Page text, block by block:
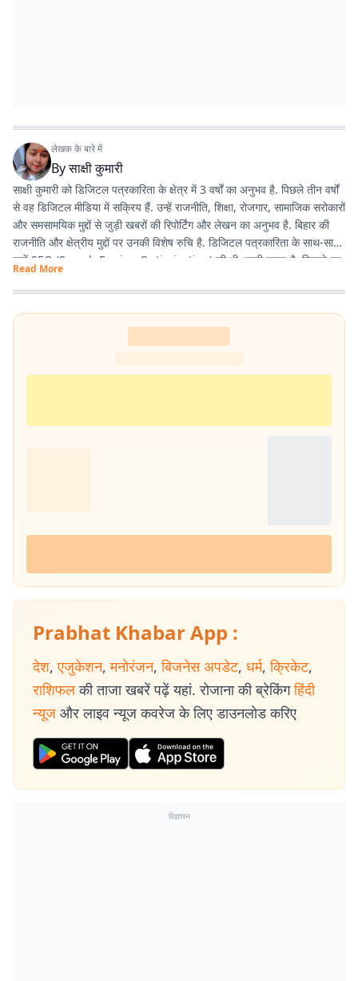
लेखक के बारे में
Byसाक्षी कुमारी
साक्षी कुमारी को डिजिटल पत्रकारिता के क्षेत्र में 3 वर्षों का अनुभव है. पिछले तीन वर्षों
से वह डिजिटल मीडिया में सक्रिय हैं. उन्हें राजनीति, शिक्षा, रोजगार, सामाजिक सरोकारों
और समसामयिक मुद्दों से जुड़ी खबरों की रिपोर्टिंग और लेखन का अनुभव है. बिहार की
राजनीति और क्षेत्रीय मुद्दों पर उनकी विशेष रुचि है. डिजिटल पत्रकारिता के साथ-साथ
उन्हें SEO (Search Engine Optimization) की भी अच्छी समझ है, जिससे वह
पाठकों तक समय पर और प्रभावी ढंग से खबरें पहुंचाने में दक्ष हैं. तथ्यपरक, विश्वसनीय
और SEO-अनुकूल समाचार तैयार करना उनकी प्रमुख कार्यशैली है.
Read More
Prabhat Khabar App :
देश, एजुकेशन, मनोरंजन, बिजनेस अपडेट, धर्म, क्रिकेट,
राशिफल की ताजा खबरें पढ़ें यहां. रोजाना की ब्रेकिंग हिंदी
न्यूज और लाइव न्यूज कवरेज के लिए डाउनलोड करिए
विज्ञापन